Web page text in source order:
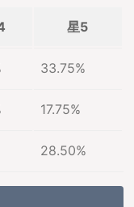
星5
33.75%
17.75%
28.50%